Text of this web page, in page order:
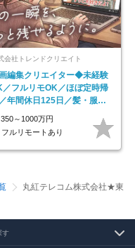
会社トレンドクリエイト
編集クリエイター◆未経験
／フルリモOK／ほぼ定時帰
年間休日125日／髪・服・
ル自由／副業OK
350～1000万円
フルリモートあり
丸紅テレコム株式会社★東
す